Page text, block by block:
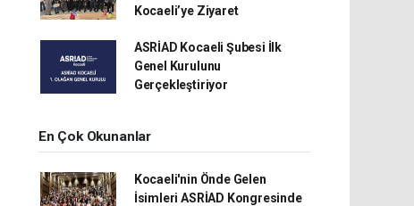
Kocaeli’ye Ziyaret
ASRİAD Kocaeli Şubesi İlk
Genel Kurulunu
Gerçekleştiriyor
En Çok Okunanlar
Kocaeli'nin Önde Gelen
İsimleri ASRİAD Kongresinde